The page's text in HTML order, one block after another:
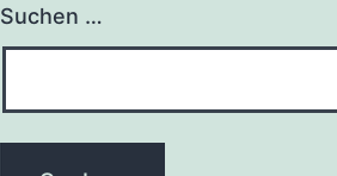
Suchen …